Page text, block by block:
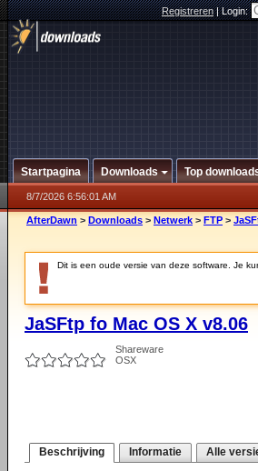
Registreren|Login:
Startpagina Downloads Top
8/7/2026 6:56:01 AM
AfterDawn > Downloads > Netwerk > FTP >
Dit is een oude versie van deze software. Je
JaSFtp fo Mac OS X v8.06
Shareware
OSX
Beschrijving Informatie Alle